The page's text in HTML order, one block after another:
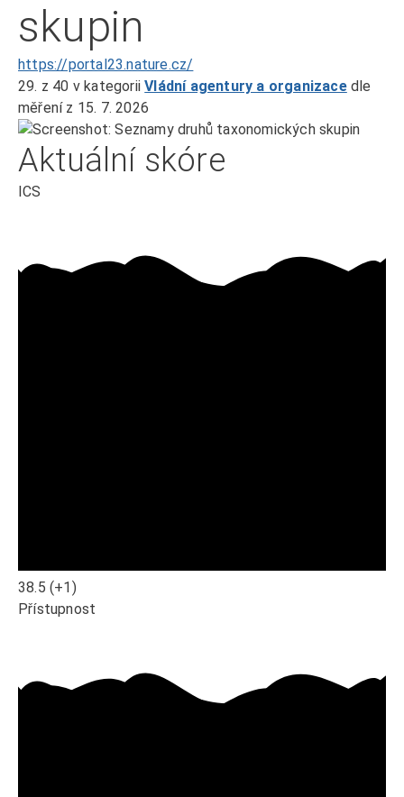
skupin
https://portal23.nature.cz/
29. z 40 v kategoriiVládní agentury a organizace dle
měření z 15. 7. 2026
Aktuální skóre
ICS
38.5 (+1)
Přístupnost